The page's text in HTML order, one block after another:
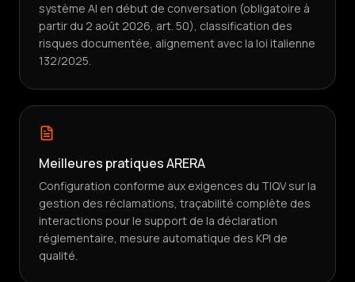
système AI en début de conversation (obligatoire à
partir du 2 août 2026, art. 50), classification des
risques documentée, alignement avec la loi italienne
132/2025.
Meilleures pratiques ARERA
Configuration conforme aux exigences du TIQV sur la
gestion des réclamations, traçabilité complète des
interactions pour le support de la déclaration
réglementaire, mesure automatique des KPI de
qualité.